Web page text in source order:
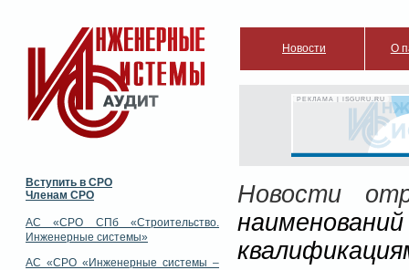
Новости О
РЕКЛАМА | ISGURU.RU
Вступить в СРО
Членам СРО
АС «СРО СПб «Строительство.
Инженерные системы»
АС «СРО «Инженерные системы –
Новости